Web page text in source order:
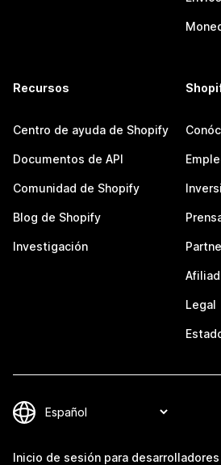
Recursos
Centro de ayuda de Shopify
Documentos de API
Comunidad de Shopify
Blog de Shopify
Investigación
Legal
Inicio de sesión para desarrolladores